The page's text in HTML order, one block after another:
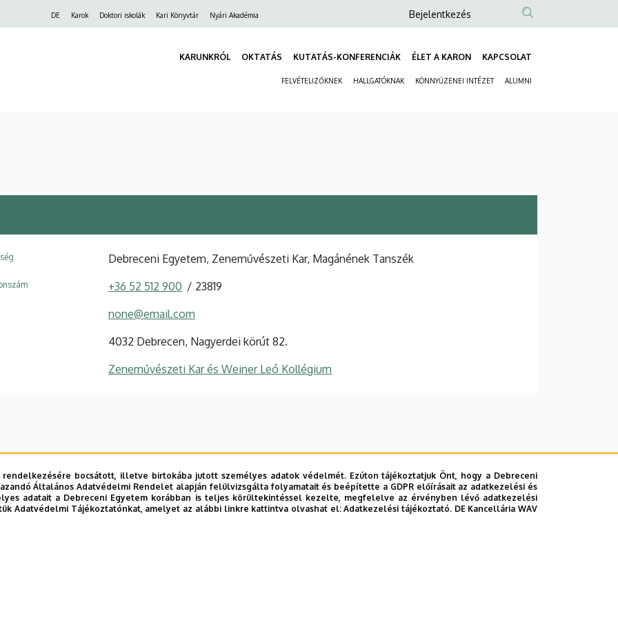
Felső
DE Karok Doktori iskolák Kari Könyvtár Nyári Akadémia
Anonim
fiók
menüje
Bejelentkezés
KARUNKRÓL OKTATÁS KUTATÁS-KONFERENCIÁK ÉLET A KARON KAPCSOLAT
FELVÉTELIZŐKNEK HALLGATÓKNAK KÖNNYŰZENEI INTÉZET ALUMNI
Debreceni Egyetem, Zeneművészeti Kar, Magánének Tanszék
+36 52 512 900 23819
none@email.com
4032 Debrecen, Nagyerdei körút 82.
Zeneművészeti Kar és Weiner Leó Kollégium
bocsátott, illetve birtokába jutott személyes adatok védelmét. Ezúton tájékoztatjuk Önt, hogy a Debreceni
Általános Adatvédelmi Rendelet alapján felülvizsgálta folyamatait és beépítette a GDPR előírásait az adatkezelési és
adatait a Debreceni Egyetem korábban is teljes körültekintéssel kezelte, megfelelve az érvényben lévő adatkezelési
Adatvédelmi Tájékoztatónkat, amelyet az alábbi linkre kattintva olvashat el:Adatkezelési tájékoztató. DE Kancellária WAV